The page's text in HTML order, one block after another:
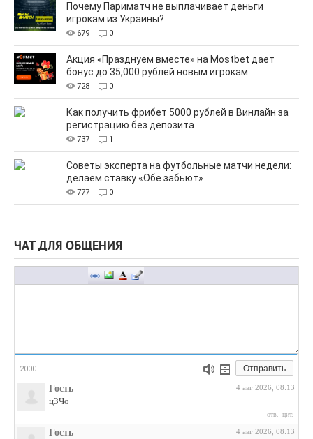
Почему Париматч не выплачивает деньги
игрокам из Украины?
679 0
Акция «Празднуем вместе» на Mostbet дает
бонус до 35,000 рублей новым игрокам
728 0
Как получить фрибет 5000 рублей в Винлайн за
регистрацию без депозита
737 1
Советы эксперта на футбольные матчи недели:
делаем ставку «Обе забьют»
777 0
ЧАТ ДЛЯ ОБЩЕНИЯ
Отправить
2000
Гость 4 авг 2026, 08:13
цЗЧо
отв. цит.
Гость 4 авг 2026, 08:13